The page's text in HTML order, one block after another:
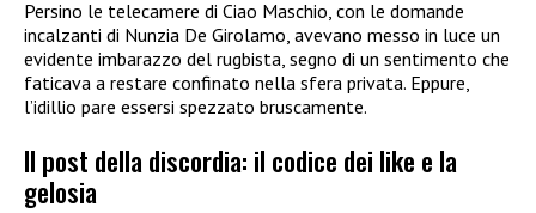
Persino le telecamere di Ciao Maschio, con le domande
incalzanti di Nunzia De Girolamo, avevano messo in luce un
evidente imbarazzo del rugbista, segno di un sentimento che
faticava a restare confinato nella sfera privata. Eppure,
l’idillio pare essersi spezzato bruscamente.
Il post della discordia: il codice dei like e la
gelosia